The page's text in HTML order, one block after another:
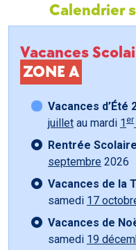
Calendrier
Vacances
ZONE A
Vacances d’Été
juillet au mardi 1 er
Rentrée
septembre 2026
Vacances de la
samedi 17
Vacances de
samedi 19